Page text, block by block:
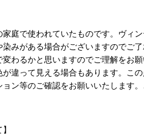
庭で使われていたものです。ヴィ
みがある場合がございますのでご
わるかと思いますのでご理解をお願
違って見える場合もあります。こ
ン等のご確認をお願いいたします